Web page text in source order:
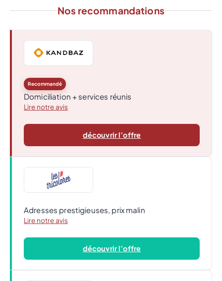
Nos recommandations
Recommandé
Domiciliation + services réunis
Lire notre avis
découvrir l’offre
Adresses prestigieuses, prix malin
Lire notre avis
découvrir l’offre